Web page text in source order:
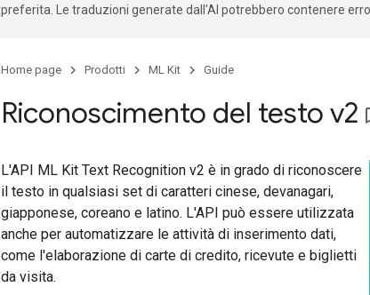
preferita. Le traduzioni generate dall'AI potrebbero contenere
Home page Prodotti ML Kit Guide
Riconoscimento del testo v2
L'API ML Kit Text Recognition v2 è in grado di riconoscere
il testo in qualsiasi set di caratteri cinese, devanagari,
giapponese, coreano e latino. L'API può essere utilizzata
anche per automatizzare le attività di inserimento dati,
come l'elaborazione di carte di credito, ricevute e biglietti
da visita.